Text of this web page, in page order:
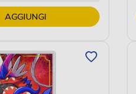
AGGIUNGI